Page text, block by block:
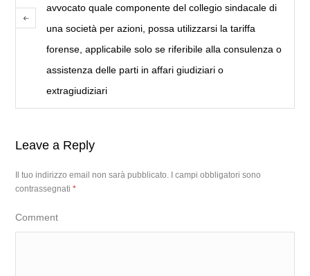
avvocato quale componente del collegio sindacale di
una società per azioni, possa utilizzarsi la tariffa
forense, applicabile solo se riferibile alla consulenza o
assistenza delle parti in affari giudiziari o
extragiudiziari
Leave a Reply
Il tuo indirizzo email non sarà pubblicato.
I campi obbligatori sono
contrassegnati*
Comment